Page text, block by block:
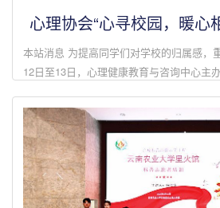
心理协会“心寻校园，暖心
本站消息 为提高同学们对学校的归属感，
12日至13日，心理健康教育与咨询中心主
活动以“趣味探索+...